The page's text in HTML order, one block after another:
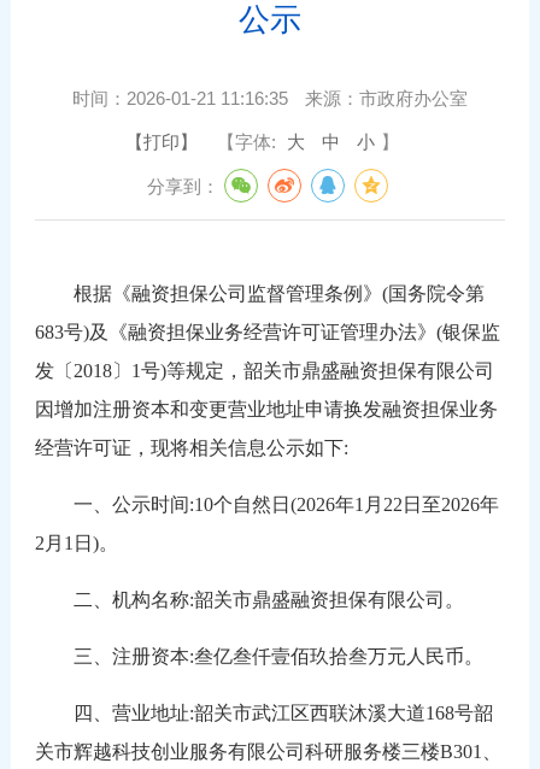
公示
时间： 2026-01-21 11:16:35 来源： 市政府办公室
【打印】 【字体: 大 中 小 】
分享到：
根据《融资担保公司监督管理条例》(国务院令第
683号)及《融资担保业务经营许可证管理办法》(银保监
发〔2018〕1号)等规定，韶关市鼎盛融资担保有限公司
因增加注册资本和变更营业地址申请换发融资担保业务
经营许可证，现将相关信息公示如下:
一、公示时间:10个自然日(2026年1月22日至2026年
2月1日)。
二、机构名称:韶关市鼎盛融资担保有限公司。
三、注册资本:叁亿叁仟壹佰玖拾叁万元人民币。
四、营业地址:韶关市武江区西联沐溪大道168号韶
关市辉越科技创业服务有限公司科研服务楼三楼B301、